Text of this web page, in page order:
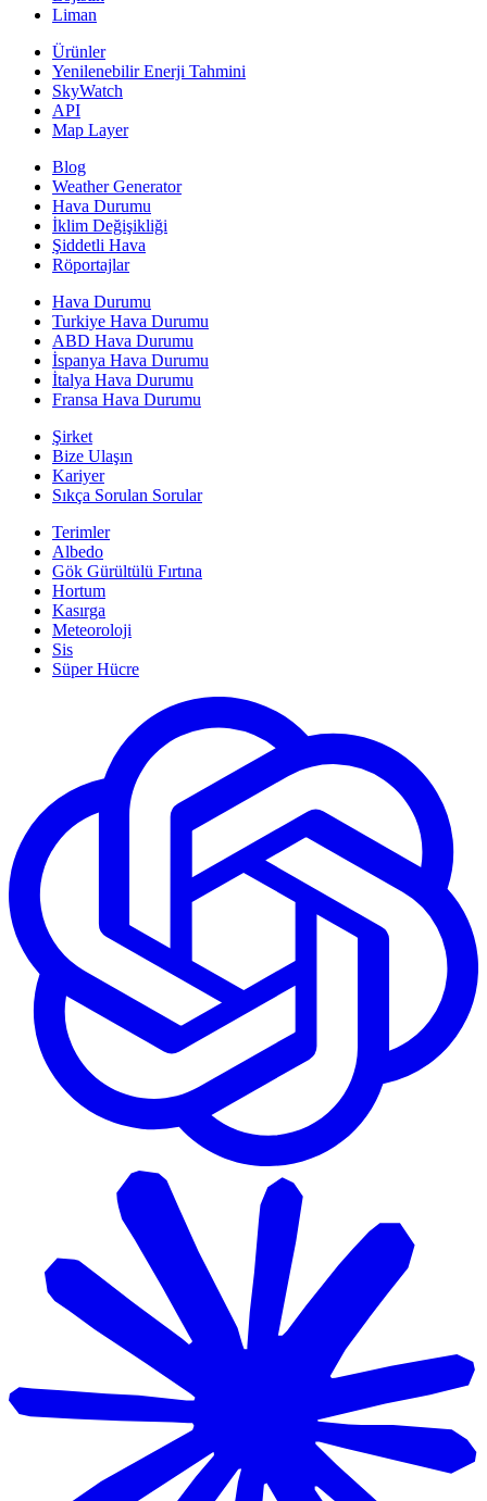
Liman
Ürünler
Yenilenebilir Enerji Tahmini
SkyWatch
API
Map Layer
Blog
Weather Generator
Hava Durumu
İklim Değişikliği
Şiddetli Hava
Röportajlar
Hava Durumu
Turkiye Hava Durumu
ABD Hava Durumu
İspanya Hava Durumu
İtalya Hava Durumu
Fransa Hava Durumu
Şirket
Bize Ulaşın
Kariyer
Sıkça Sorulan Sorular
Terimler
Albedo
Gök Gürültülü Fırtına
Hortum
Kasırga
Meteoroloji
Sis
Süper Hücre